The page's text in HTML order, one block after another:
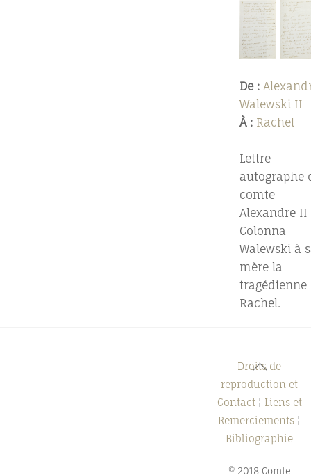
De :
Walewski II
À : Rachel
Lettre
autographe
comte
Alexandre II
Colonna
Walewski à
mère la
tragédienne
Rachel.
Back
To
Top
Droits de
reproduction et
Contact¦ Liens et
Remerciements ¦
Bibliographie
© 2018 Comte